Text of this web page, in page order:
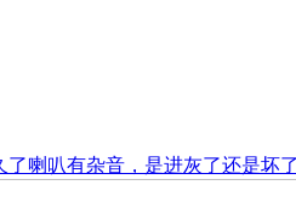
了喇叭有杂音，是进灰了还是坏